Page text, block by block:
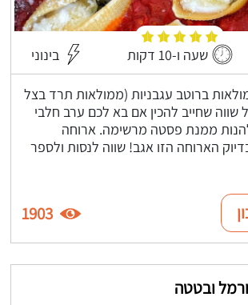
שעה ו-10 דקות בינוני
ברוטב עגבניות (ממולאות תרד בצל
שווה שחייב להכין אם בא לכם ערב חלבי
ממנת פסטה מרשימה. ארוחה
הארוחה הזו אגב! שווה לנסות ולספר
1903
ובטטה